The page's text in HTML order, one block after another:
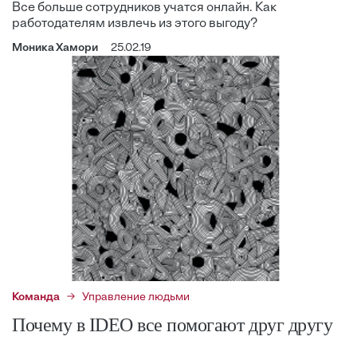
Все больше сотрудников учатся онлайн. Как
работодателям извлечь из этого выгоду?
Моника Хамори 25.02.19
Команда Управление людьми
Почему в IDEO все помогают друг другу